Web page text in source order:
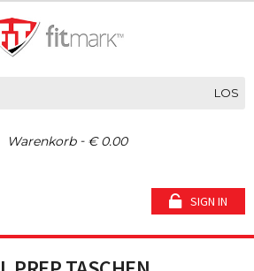
LOS
Warenkorb- € 0.00
SIGN IN